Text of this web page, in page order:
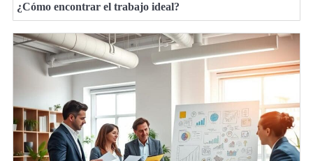
¿Cómo encontrar el trabajo ideal?